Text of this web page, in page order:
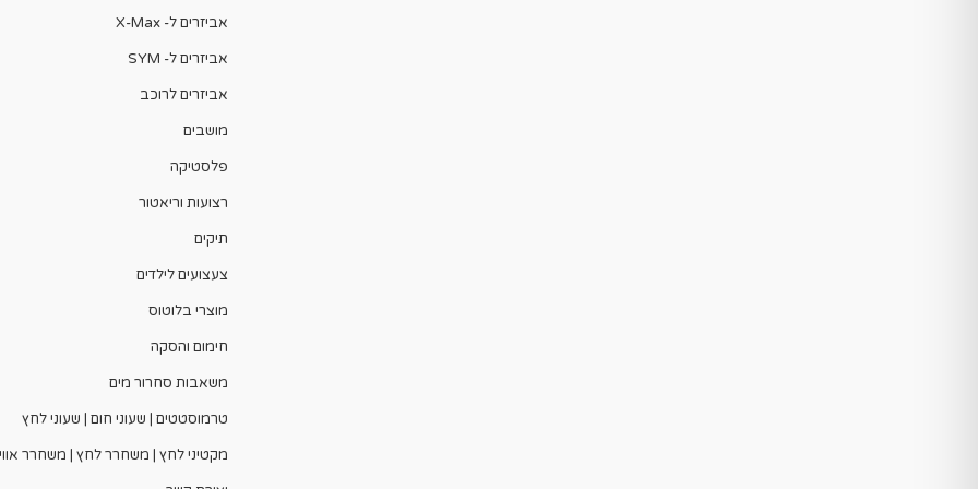
אביזרים ל- X-Max
אביזרים ל- SYM
אביזרים לרוכב
מושבים
פלסטיקה
רצועות וריאטור
תיקים
צעצועים לילדים
מוצרי בלוטוס
חימום והסקה
משאבות סחרור מים
טרמוסטטים | שעוני חום | שעוני לחץ
מקטיני לחץ | משחרר לחץ | משחרר